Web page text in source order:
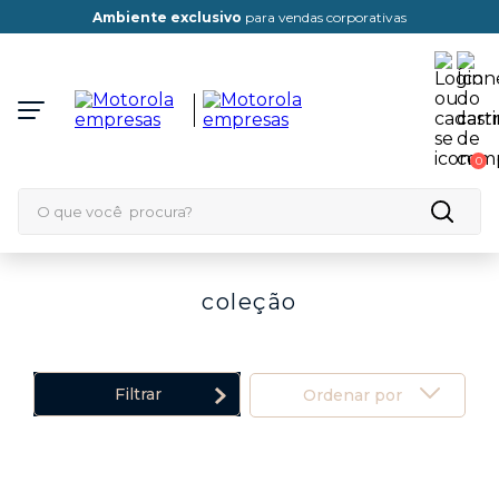
Ambiente exclusivopara vendas corporativas
0
coleção
Filtrar Ordenar por